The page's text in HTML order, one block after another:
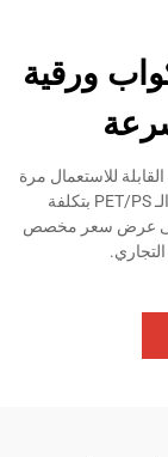
ورقية
للاستعمال مرة
واحدة. تُنتج ماكيناتنا الأوتوماتيكية أكوابًا من مادة الـ PET/PS بتكلفة
عرض سعر مخصص